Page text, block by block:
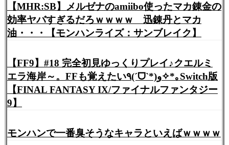
【MHR:SB】メルゼナのamiibo使ったマカ錬金の
効率ヤバすぎるだろｗｗｗｗ 迅錬丹とマカ
油・・・【モンハンライズ：サンブレイク】
【FF9】#18 完全初見ゆっくりプレイ♪クエルミ
エラ海岸～。FFも覚えたい٩(ˊᗜˋ*)و✧*｡Switch版
【FINAL FANTASY IX/ファイナルファンタジー
9】
モンハンで一番臭そうなキャラといえばｗｗｗｗ